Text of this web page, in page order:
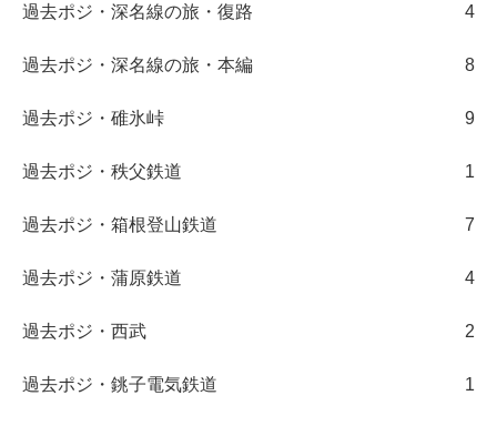
過去ポジ・深名線の旅・復路 4
過去ポジ・深名線の旅・本編 8
過去ポジ・碓氷峠 9
過去ポジ・秩父鉄道 1
過去ポジ・箱根登山鉄道 7
過去ポジ・蒲原鉄道 4
過去ポジ・西武 2
過去ポジ・銚子電気鉄道 1